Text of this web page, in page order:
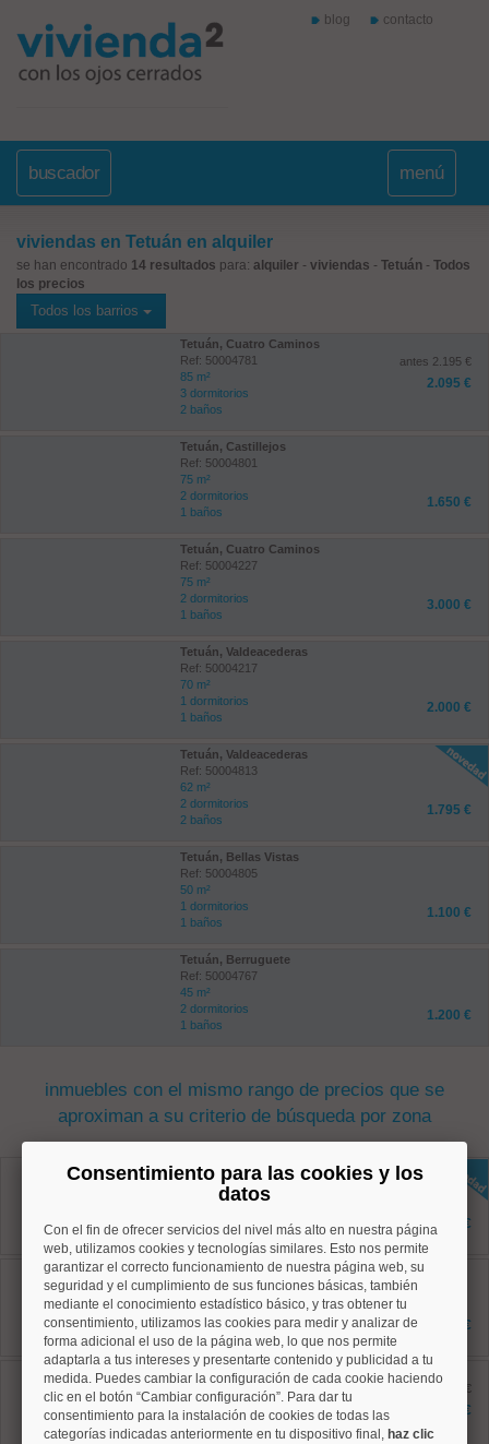
blog contacto
buscador menú
viviendas en Tetuán en alquiler
se han encontrado 14 resultados para: alquiler - viviendas - Tetuán - Todos
los precios
Todos los barrios
Tetuán, Cuatro Caminos
Ref: 50004781
85 m²
3 dormitorios
2 baños
antes 2.195 €
2.095 €
Tetuán, Castillejos
Ref: 50004801
75 m²
2 dormitorios
1 baños
1.650 €
Tetuán, Cuatro Caminos
Ref: 50004227
75 m²
2 dormitorios
1 baños
3.000 €
Tetuán, Valdeacederas
Ref: 50004217
70 m²
1 dormitorios
1 baños
2.000 €
Tetuán, Valdeacederas
Ref: 50004813
62 m²
2 dormitorios
2 baños
1.795 €
Tetuán, Bellas Vistas
Ref: 50004805
50 m²
1 dormitorios
1 baños
1.100 €
Tetuán, Berruguete
Ref: 50004767
45 m²
2 dormitorios
1 baños
1.200 €
inmuebles con el mismo rango de precios que se
aproximan a su criterio de búsqueda por zona
Chamartín, Ciudad Jardín
Ref: 50004808
3 baños
3.480 €
Chamartín, El Viso
Ref: 50004758
160 m²
3 dormitorios
3 baños
5.775 €
Chamartín, Ciudad Jardín
Ref: 50004558
101 m²
2 dormitorios
2 baños
antes 2.800 €
2.400 €
Consentimiento para las cookies y los
datos
Con el fin de ofrecer servicios del nivel más alto en nuestra página
web, utilizamos cookies y tecnologías similares. Esto nos permite
garantizar el correcto funcionamiento de nuestra página web, su
seguridad y el cumplimiento de sus funciones básicas, también
mediante el conocimiento estadístico básico, y tras obtener tu
consentimiento, utilizamos las cookies para medir y analizar de
forma adicional el uso de la página web, lo que nos permite
adaptarla a tus intereses y presentarte contenido y publicidad a tu
medida. Puedes cambiar la configuración de cada cookie haciendo
clic en el botón “Cambiar configuración”. Para dar tu
consentimiento para la instalación de cookies de todas las
categorías indicadas anteriormente en tu dispositivo final, haz clic